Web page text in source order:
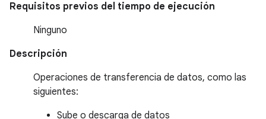
Requisitos previos del tiempo de ejecución
Ninguno
Descripción
Operaciones de transferencia de datos, como las
siguientes:
Sube o descarga de datos